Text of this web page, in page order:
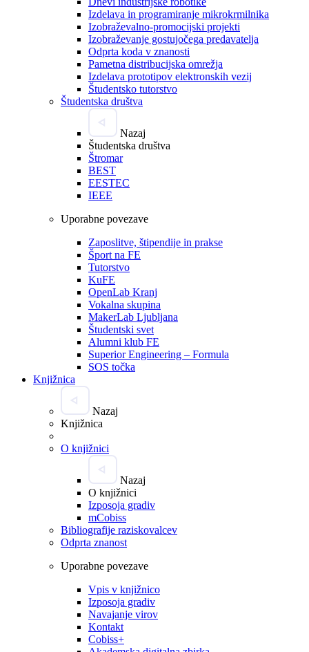
Izdelava in programiranje mikrokrmilnika
Izobraževalno-promocijski projekti
Izobraževanje gostujočega predavatelja
Odprta koda v znanosti
Pametna distribucijska omrežja
Izdelava prototipov elektronskih vezij
Študentsko tutorstvo
Študentska društva
Nazaj
Študentska društva
Štromar
BEST
EESTEC
IEEE
Uporabne povezave
Zaposlitve, štipendije in prakse
Šport na FE
Tutorstvo
KuFE
OpenLab Kranj
Vokalna skupina
MakerLab Ljubljana
Študentski svet
Alumni klub FE
Superior Engineering – Formula
SOS točka
Knjižnica
Nazaj
Knjižnica
O knjižnici
Nazaj
O knjižnici
Izposoja gradiv
mCobiss
Bibliografije raziskovalcev
Odprta znanost
Uporabne povezave
Vpis v knjižnico
Izposoja gradiv
Navajanje virov
Kontakt
Cobiss+